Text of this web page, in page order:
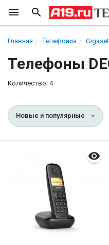
Главная Телефония Gigaset
Телефоны
Количество: 4
Новые и популярные